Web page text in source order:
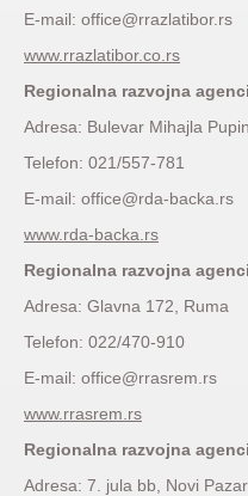
E-mail: office@rrazlatibor.rs
www.rrazlatibor.co.rs
Regionalna razvojna
Adresa: Bulevar Mihajla
Telefon: 021/557-781
E-mail: office@rda-backa.rs
www.rda-backa.rs
Regionalna razvojna
Adresa: Glavna 172, Ruma
Telefon: 022/470-910
E-mail: office@rrasrem.rs
www.rrasrem.rs
Regionalna razvojna
Adresa: 7. jula bb, Novi Pazar